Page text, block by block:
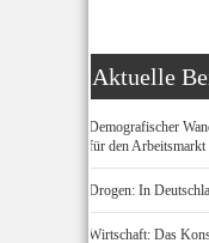
Aktuelle
Demografischer
für den
Drogen: In
Wirtschaft: Das